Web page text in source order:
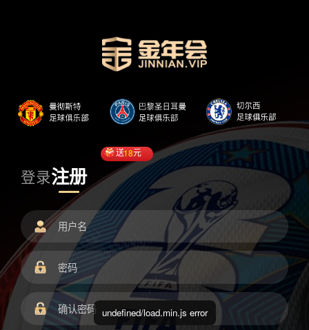
登录注册
送18元
undefined/load.min.js error